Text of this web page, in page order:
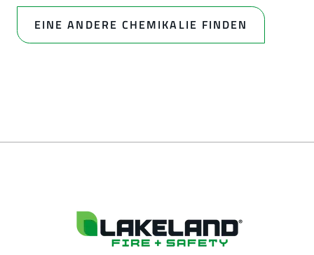
EINE ANDERE CHEMIKALIE FINDEN